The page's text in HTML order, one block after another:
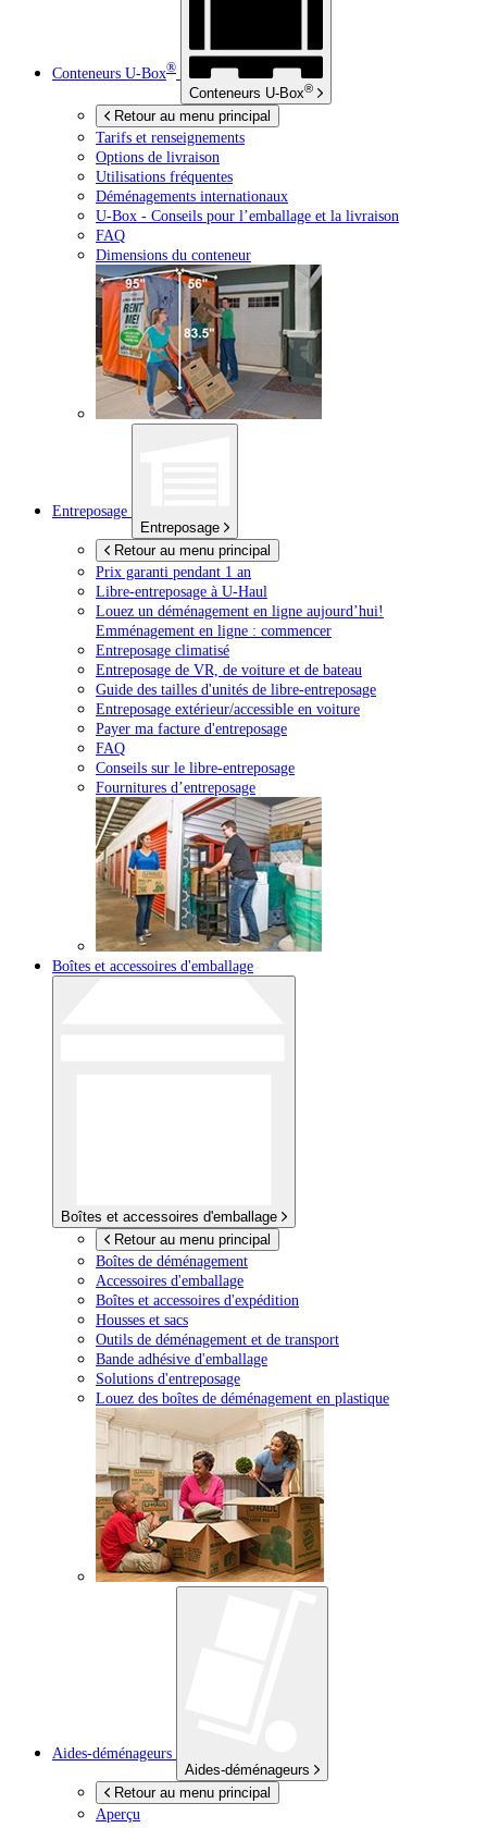
Conteneurs U-Box®
Conteneurs U-Box®
Retour au menu principal
Tarifs et renseignements
Options de livraison
Utilisations fréquentes
Déménagements internationaux
U-Box - Conseils pour l’emballage et la livraison
FAQ
Dimensions du conteneur
Entreposage
Entreposage
Retour au menu principal
Prix garanti pendant 1 an
Libre-entreposage à U-Haul
Louez un déménagement en ligne aujourd’hui!
Emménagement en ligne : commencer
Entreposage climatisé
Entreposage de VR, de voiture et de bateau
Guide des tailles d'unités de libre-entreposage
Entreposage extérieur/accessible en voiture
Payer ma facture d'entreposage
FAQ
Conseils sur le libre-entreposage
Fournitures d’entreposage
Boîtes et accessoires d'emballage
Boîtes et accessoires d'emballage
Retour au menu principal
Boîtes de déménagement
Accessoires d'emballage
Boîtes et accessoires d'expédition
Housses et sacs
Outils de déménagement et de transport
Bande adhésive d'emballage
Solutions d'entreposage
Louez des boîtes de déménagement en plastique
Aides-déménageurs
Aides-déménageurs
Retour au menu principal
Aperçu